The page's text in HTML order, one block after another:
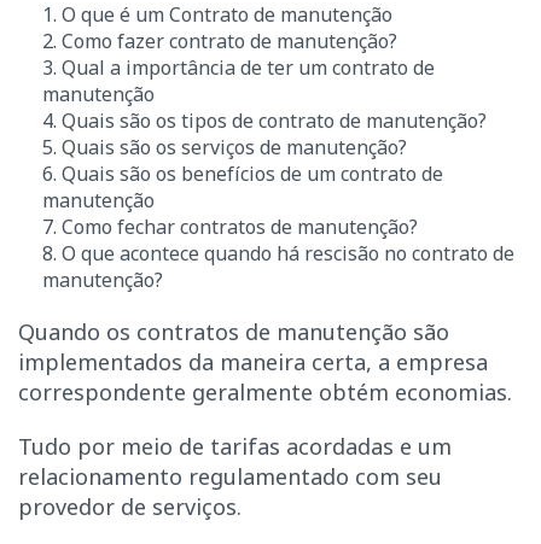
1. O que é um Contrato de manutenção
2. Como fazer contrato de manutenção?
3. Qual a importância de ter um contrato de
manutenção
4. Quais são os tipos de contrato de manutenção?
5. Quais são os serviços de manutenção?
6. Quais são os benefícios de um contrato de
manutenção
7. Como fechar contratos de manutenção?
8. O que acontece quando há rescisão no contrato de
manutenção?
Quando os contratos de manutenção são
implementados da maneira certa, a empresa
correspondente geralmente obtém economias.
Tudo por meio de tarifas acordadas e um
relacionamento regulamentado com seu
provedor de serviços.